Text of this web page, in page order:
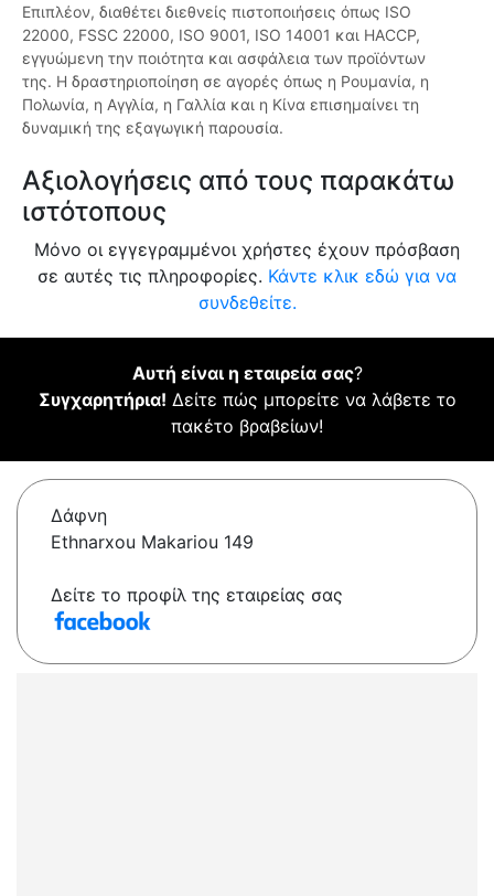
Επιπλέον, διαθέτει διεθνείς πιστοποιήσεις όπως ISO
22000, FSSC 22000, ISO 9001, ISO 14001 και HACCP,
εγγυώμενη την ποιότητα και ασφάλεια των προϊόντων
της. Η δραστηριοποίηση σε αγορές όπως η Ρουμανία, η
Πολωνία, η Αγγλία, η Γαλλία και η Κίνα επισημαίνει τη
δυναμική της εξαγωγική παρουσία.
Αξιολογήσεις από τους παρακάτω
ιστότοπους
Μόνο οι εγγεγραμμένοι χρήστες έχουν πρόσβαση
σε αυτές τις πληροφορίες. Κάντε κλικ εδώ για να
συνδεθείτε.
Αυτή είναι η εταιρεία σας?
Συγχαρητήρια! Δείτε πώς μπορείτε να λάβετε το
πακέτο βραβείων!
Δάφνη
Ethnarxou Makariou 149
Δείτε το προφίλ της εταιρείας σας